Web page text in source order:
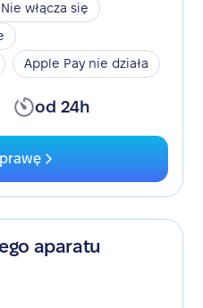
Nie włącza się
Apple Pay nie działa
od 24h
aparatu